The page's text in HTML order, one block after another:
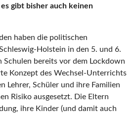
gibt bisher auch keinen
haben die politischen
Holstein in den 5. und 6.
Schulen bereits vor dem Lockdown
Konzept des Wechsel-Unterrichts
Lehrer, Schüler und ihre Familien
Risiko ausgesetzt. Die Eltern
ihre Kinder (und damit auch